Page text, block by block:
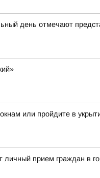
день отмечают
или пройдите в
прием граждан в